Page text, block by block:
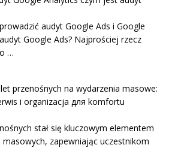
audyt Google Ads i Google
Google Ads? Najprościej rzecz
…
przenośnych na wydarzenia masowe:
i organizacja для komfortu
stał się kluczowym elementem
zapewniając uczestnikom